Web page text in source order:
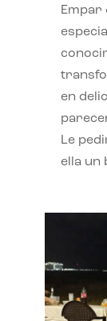
Empar
en
Le
ella un